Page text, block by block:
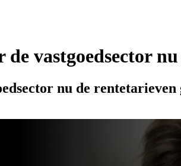
vastgoedsector
nu de rentetarieven